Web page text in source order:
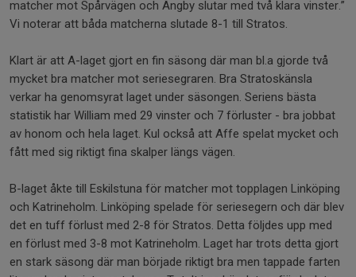
matcher mot Spårvägen och Ängby slutar med två klara vinster.”
Vi noterar att båda matcherna slutade 8-1 till Stratos.
Klart är att A-laget gjort en fin säsong där man bl.a gjorde två
mycket bra matcher mot seriesegraren. Bra Stratoskänsla
verkar ha genomsyrat laget under säsongen. Seriens bästa
statistik har William med 29 vinster och 7 förluster - bra jobbat
av honom och hela laget. Kul också att Affe spelat mycket och
fått med sig riktigt fina skalper längs vägen.
B-laget åkte till Eskilstuna för matcher mot topplagen Linköping
och Katrineholm. Linköping spelade för seriesegern och där blev
det en tuff förlust med 2-8 för Stratos. Detta följdes upp med
en förlust med 3-8 mot Katrineholm. Laget har trots detta gjort
en stark säsong där man började riktigt bra men tappade farten